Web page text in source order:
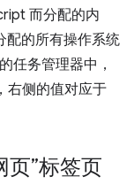
而分配的内
配的所有操作系统
任务管理器中，
，右侧的值对应于
页”标签页